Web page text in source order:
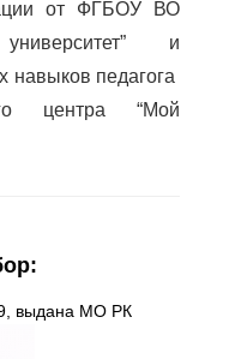
от ФГБОУ ВО
университет” и
навыков педагога
центра “Мой
выдана МО РК